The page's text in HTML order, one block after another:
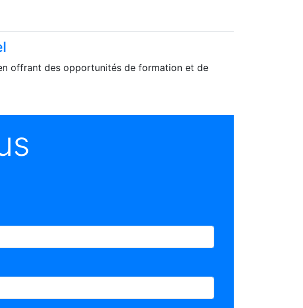
offrant des opportunités de formation et de